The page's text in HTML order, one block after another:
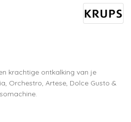
krachtige ontkalking van je
Orchestro, Artese, Dolce Gusto &